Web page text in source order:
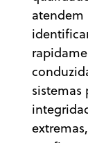
atendem
sistemas